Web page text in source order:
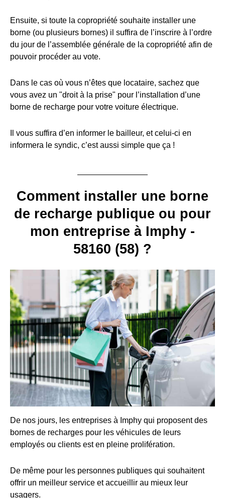
Ensuite, si toute la copropriété souhaite installer une
borne (ou plusieurs bornes) il suffira de l’inscrire à l’ordre
du jour de l’assemblée générale de la copropriété afin de
pouvoir procéder au vote.
Dans le cas où vous n’êtes que locataire, sachez que
vous avez un "droit à la prise" pour l’installation d’une
borne de recharge pour votre voiture électrique.
Il vous suffira d’en informer le bailleur, et celui-ci en
informera le syndic, c’est aussi simple que ça !
Comment installer une borne
de recharge publique ou pour
mon entreprise à Imphy -
58160 (58) ?
De nos jours, les entreprises à Imphy qui proposent des
bornes de recharges pour les véhicules de leurs
employés ou clients est en pleine prolifération.
De même pour les personnes publiques qui souhaitent
offrir un meilleur service et accueillir au mieux leur
usagers.